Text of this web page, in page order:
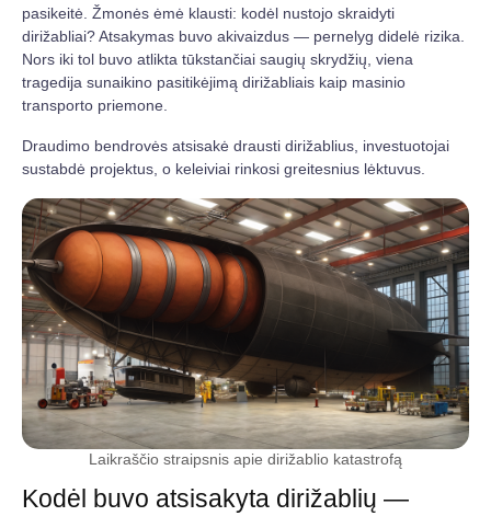
pasikeitė. Žmonės ėmė klausti: kodėl nustojo skraidyti
dirižabliai? Atsakymas buvo akivaizdus — pernelyg didelė rizika.
Nors iki tol buvo atlikta tūkstančiai saugių skrydžių, viena
tragedija sunaikino pasitikėjimą dirižabliais kaip masinio
transporto priemone.
Draudimo bendrovės atsisakė drausti dirižablius, investuotojai
sustabdė projektus, o keleiviai rinkosi greitesnius lėktuvus.
Laikraščio straipsnis apie dirižablio katastrofą
Kodėl buvo atsisakyta dirižablių —